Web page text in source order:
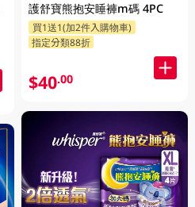
護舒寶熊抱安睡褲m碼 4PC
買1送1(加2件入購物車)
指定分類88折
$40.00